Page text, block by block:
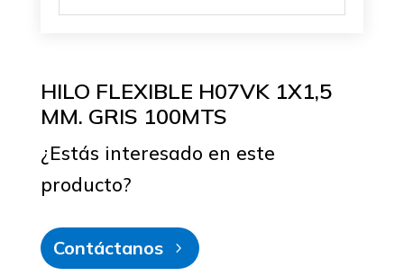
HILO FLEXIBLE H07VK 1X1,5
MM. GRIS 100MTS
¿Estás interesado en este
producto?
Contáctanos